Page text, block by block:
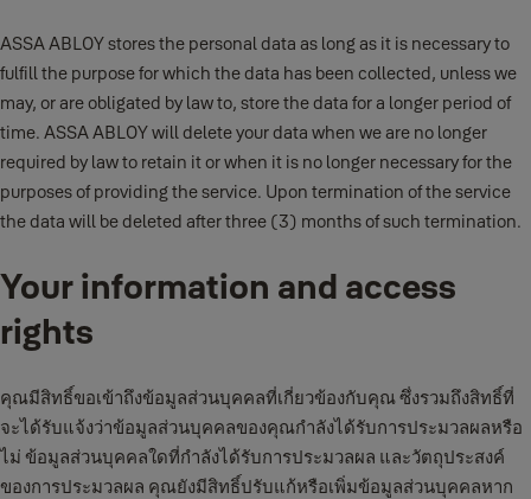
ASSA ABLOY stores the personal data as long as it is necessary to
fulfill the purpose for which the data has been collected, unless we
may, or are obligated by law to, store the data for a longer period of
time. ASSA ABLOY will delete your data when we are no longer
required by law to retain it or when it is no longer necessary for the
purposes of providing the service. Upon termination of the service
the data will be deleted after three (3) months of such termination.
Your information and access
rights
คุณมีสิทธิ์ขอเข้าถึงข้อมูลส่วนบุคคลที่เกี่ยวข้องกับคุณ ซึ่งรวมถึงสิทธิ์ที่
จะได้รับแจ้งว่าข้อมูลส่วนบุคคลของคุณกำลังได้รับการประมวลผลหรือ
ไม่ ข้อมูลส่วนบุคคลใดที่กำลังได้รับการประมวลผล และวัตถุประสงค์
ของการประมวลผล คุณยังมีสิทธิ์ปรับแก้หรือเพิ่มข้อมูลส่วนบุคคลหาก